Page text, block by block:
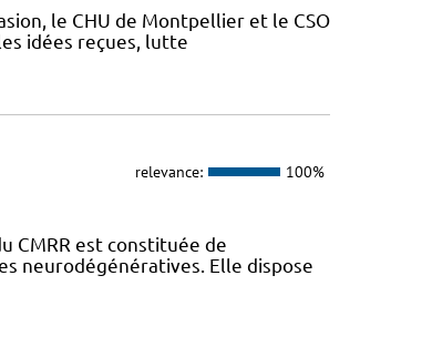
le CHU de Montpellier et le CSO
idées reçues, lutte
relevance: 100%
CMRR est constituée de
neurodégénératives. Elle dispose